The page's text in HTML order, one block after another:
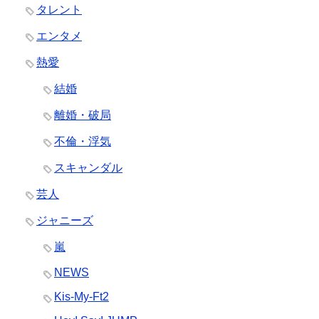
タレント
エンタメ
熱愛
結婚
離婚・破局
不倫・浮気
スキャンダル
芸人
ジャニーズ
嵐
NEWS
Kis-My-Ft2